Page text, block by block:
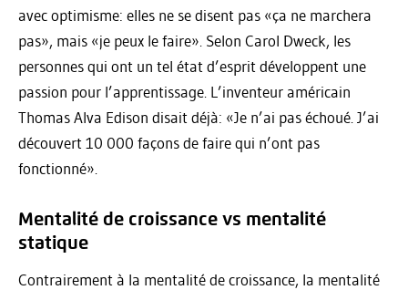
avec optimisme: elles ne se disent pas «ça ne marchera
pas», mais «je peux le faire». Selon Carol Dweck, les
personnes qui ont un tel état d’esprit développent une
passion pour l’apprentissage. L’inventeur américain
Thomas Alva Edison disait déjà: «Je n’ai pas échoué. J’ai
découvert 10 000 façons de faire qui n’ont pas
fonctionné».
Mentalité de croissance vs mentalité
statique
Contrairement à la mentalité de croissance, la mentalité